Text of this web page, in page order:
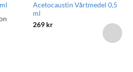
Acetocaustin Vårtmedel 0,5
ml
269 kr